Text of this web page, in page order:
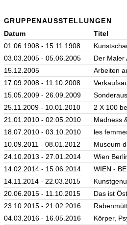
GRUPPENAUSSTELLUNGEN
Datum
Titel
01.06.1908 - 15.11.1908
03.03.2005 - 05.06.2005
Der Maler
15.12.2005
Arbeiten
17.09.2008 - 11.10.2008
15.05.2009 - 26.09.2009
25.11.2009 - 10.01.2010
2 X 100
21.01.2010 - 02.05.2010
Madness
18.07.2010 - 03.10.2010
les
10.09.2011 - 08.01.2012
Museum
24.10.2013 - 27.01.2014
Wien
14.02.2014 - 15.06.2014
WIEN -
14.11.2014 - 22.03.2015
20.06.2015 - 11.10.2015
Das ist
23.10.2015 - 21.02.2016
04.03.2016 - 16.05.2016
Körper,